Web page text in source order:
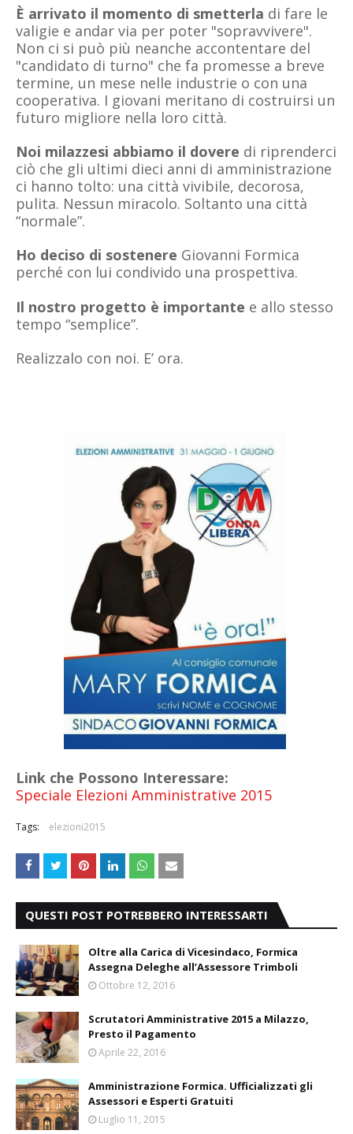
È arrivato il momento di smetterla di fare le
valigie e andar via per poter "sopravvivere".
Non ci si può più neanche accontentare del
"candidato di turno" che fa promesse a breve
termine, un mese nelle industrie o con una
cooperativa. I giovani meritano di costruirsi un
futuro migliore nella loro città.
Noi milazzesi abbiamo il dovere di riprenderci
ciò che gli ultimi dieci anni di amministrazione
ci hanno tolto: una città vivibile, decorosa,
pulita. Nessun miracolo. Soltanto una città
“normale”.
Ho deciso di sostenere Giovanni Formica
perché con lui condivido una prospettiva.
Il nostro progetto è importante e allo stesso
tempo “semplice”.
Realizzalo con noi. E’ ora.
Link che Possono Interessare:
Speciale Elezioni Amministrative 2015
Tags: elezioni2015
QUESTI POST POTREBBERO INTERESSARTI
Oltre alla Carica di Vicesindaco, Formica
Assegna Deleghe all’Assessore Trimboli
Ottobre 12, 2016
Scrutatori Amministrative 2015 a Milazzo,
Presto il Pagamento
Aprile 22, 2016
Amministrazione Formica. Ufficializzati gli
Assessori e Esperti Gratuiti
Luglio 11, 2015